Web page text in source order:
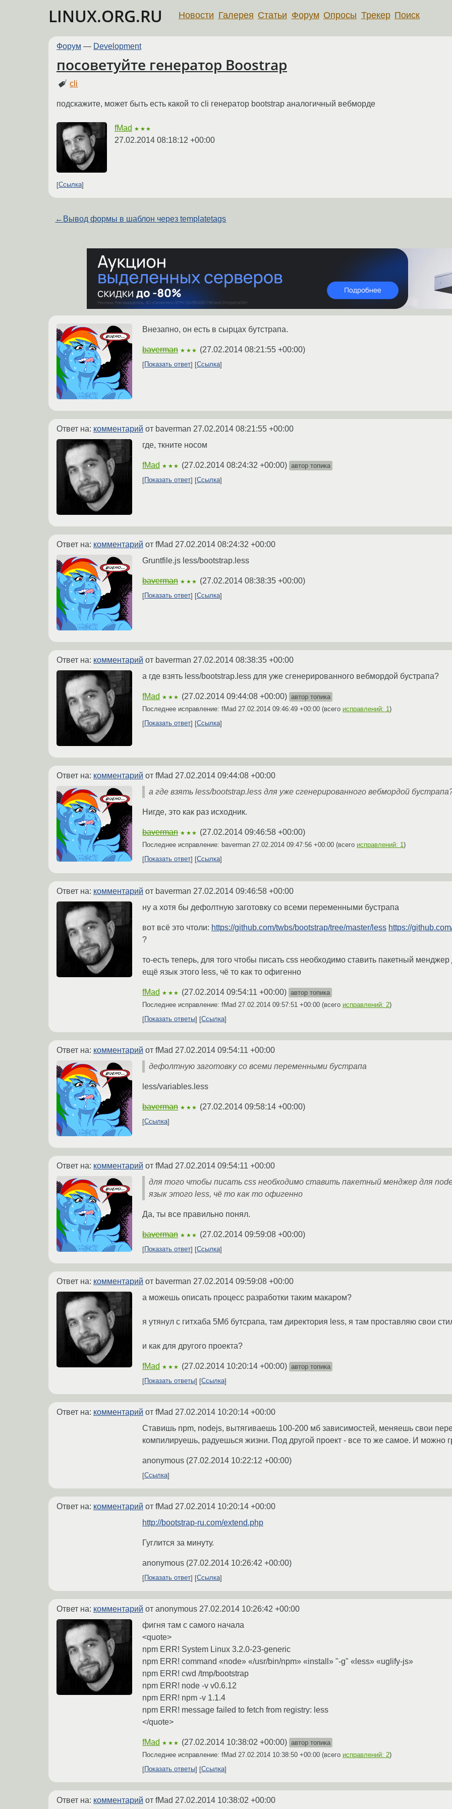
LINUX.ORG.RU Новости Галерея Статьи Форум Опросы Трекер Поиск
Форум — Development
посоветуйте генератор Boostrap
cli
подскажите, может быть есть какой то cli генератор bootstrap аналогичный вебморде
fMad ★★★
27.02.2014 08:18:12 +00:00
Ссылка
← Вывод формы в шаблон через templatetags
Внезапно, он есть в сырцах бутстрапа.
baverman ★★★ (27.02.2014 08:21:55 +00:00)
Показать ответ Ссылка
Ответ на: комментарий от baverman 27.02.2014 08:21:55 +00:00
где, ткните носом
fMad ★★★ (27.02.2014 08:24:32 +00:00) автор топика
Показать ответ
Ссылка
Ответ на: комментарий от fMad 27.02.2014 08:24:32 +00:00
Gruntfile.js less/bootstrap.less
baverman ★★★ (27.02.2014 08:38:35 +00:00)
Показать ответ Ссылка
Ответ на: комментарий от baverman 27.02.2014 08:38:35 +00:00
а где взять less/bootstrap.less для уже сгенерированного вебмордой бустрапа?
fMad ★★★ (27.02.2014 09:44:08 +00:00) автор топика
Последнее исправление: fMad 27.02.2014 09:46:49 +00:00 (всего исправлений: 1 )
Показать ответ
Ссылка
Ответ на: комментарий от fMad 27.02.2014 09:44:08 +00:00
а где взять less/bootstrap.less для уже сгенерированного вебмордой
Нигде, это как раз исходник.
baverman ★★★ (27.02.2014 09:46:58 +00:00)
Последнее исправление: baverman 27.02.2014 09:47:56 +00:00 (всего исправлений: 1 )
Показать ответ
Ссылка
Ответ на: комментарий от baverman 27.02.2014 09:46:58 +00:00
ну а хотя бы дефолтную заготовку со всеми переменными бустрапа
вот всё это чтоли: https://github.com/twbs/bootstrap/tree/master/less https://
?
то-есть теперь, для того чтобы писать css необходимо ставить пакетный
ещё язык этого less, чё то как то офигенно
fMad ★★★ (27.02.2014 09:54:11 +00:00) автор топика
Последнее исправление: fMad 27.02.2014 09:57:51 +00:00 (всего исправлений: 2)
Показать ответы
Ссылка
Ответ на: комментарий от fMad 27.02.2014 09:54:11 +00:00
дефолтную заготовку со всеми переменными бустрапа
less/variables.less
baverman ★★★ (27.02.2014 09:58:14 +00:00)
Ссылка
Ответ на: комментарий от fMad 27.02.2014 09:54:11 +00:00
для того чтобы писать css необходимо ставить пакетный менджер для
язык этого less, чё то как то офигенно
Да, ты все правильно понял.
baverman ★★★ (27.02.2014 09:59:08 +00:00)
Показать ответ Ссылка
Ответ на: комментарий от baverman 27.02.2014 09:59:08 +00:00
а можешь описать процесс разработки таким макаром?
я утянул с гитхаба 5Мб бутсрапа, там директория less, я там проставляю свои
и как для другого проекта?
fMad ★★★ (27.02.2014 10:20:14 +00:00) автор топика
Показать ответы
Ссылка
Ответ на: комментарий от fMad 27.02.2014 10:20:14 +00:00
Ставишь npm, nodejs, вытягиваешь 100-200 мб зависимостей, меняешь свои
компилируешь, радуешься жизни. Под другой проект - все то же самое. И можно
anonymous (27.02.2014 10:22:12 +00:00)
Ссылка
Ответ на: комментарий от fMad 27.02.2014 10:20:14 +00:00
http://bootstrap-ru.com/extend.php
Гуглится за минуту.
anonymous (27.02.2014 10:26:42 +00:00)
Показать ответ Ссылка
Ответ на: комментарий от anonymous 27.02.2014 10:26:42 +00:00
фигня там с самого начала
<quote>
npm ERR! System Linux 3.2.0-23-generic
npm ERR! command «node» «/usr/bin/npm» «install» "-g" «less» «uglify-js»
npm ERR! cwd /tmp/bootstrap
npm ERR! node -v v0.6.12
npm ERR! npm -v 1.1.4
npm ERR! message failed to fetch from registry: less
</quote>
fMad ★★★ (27.02.2014 10:38:02 +00:00) автор топика
Последнее исправление: fMad 27.02.2014 10:38:50 +00:00 (всего исправлений: 2)
Показать ответы
Ссылка
Ответ на: комментарий от fMad 27.02.2014 10:38:02 +00:00